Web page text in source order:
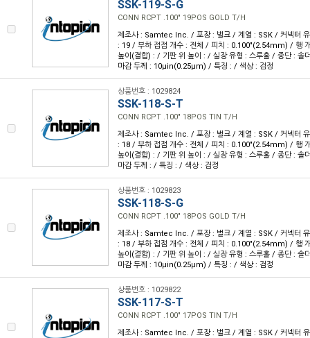
SSK-119-S-G
CONN RCPT .100" 19POS GOLD T/H
제조사 : Samtec Inc. / 포장 : 벌크 / 계열 : SSK / 커넥터
: 19 / 부하 접점 개수 : 전체 / 피치 : 0.100"(2.54mm) / 행
높이(결합) : / 기판 위 높이 : / 실장 유형 : 스루홀 / 종단 : 솔
마감 두께 : 10µin(0.25µm) / 특징 : / 색상 : 검정
상품번호 : 1029824
SSK-118-S-T
CONN RCPT .100" 18POS TIN T/H
제조사 : Samtec Inc. / 포장 : 벌크 / 계열 : SSK / 커넥터
: 18 / 부하 접점 개수 : 전체 / 피치 : 0.100"(2.54mm) / 행
높이(결합) : / 기판 위 높이 : / 실장 유형 : 스루홀 / 종단 : 솔
마감 두께 : / 특징 : / 색상 : 검정
상품번호 : 1029823
SSK-118-S-G
CONN RCPT .100" 18POS GOLD T/H
제조사 : Samtec Inc. / 포장 : 벌크 / 계열 : SSK / 커넥터
: 18 / 부하 접점 개수 : 전체 / 피치 : 0.100"(2.54mm) / 행
높이(결합) : / 기판 위 높이 : / 실장 유형 : 스루홀 / 종단 : 솔
마감 두께 : 10µin(0.25µm) / 특징 : / 색상 : 검정
상품번호 : 1029822
SSK-117-S-T
CONN RCPT .100" 17POS TIN T/H
제조사 : Samtec Inc. / 포장 : 벌크 / 계열 : SSK / 커넥터